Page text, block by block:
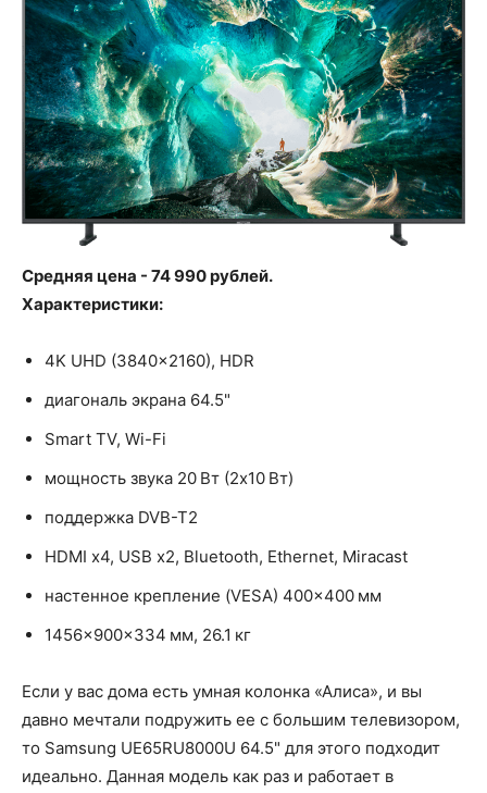
Средняя цена - 74 990 рублей.
Характеристики:
4K UHD (3840x2160), HDR
диагональ экрана 64.5"
Smart TV, Wi-Fi
мощность звука 20 Вт (2х10 Вт)
поддержка DVB-T2
HDMI x4, USB x2, Bluetooth, Ethernet, Miracast
настенное крепление (VESA) 400×400 мм
1456x900x334 мм, 26.1 кг
Если у вас дома есть умная колонка «Алиса», и вы
давно мечтали подружить ее с большим телевизором,
то Samsung UE65RU8000U 64.5" для этого подходит
идеально. Данная модель как раз и работает в